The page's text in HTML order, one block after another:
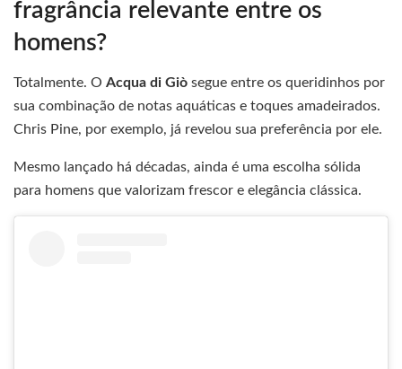
fragrância relevante entre os
homens?
Totalmente. O Acqua di Giò segue entre os queridinhos por
sua combinação de notas aquáticas e toques amadeirados.
Chris Pine, por exemplo, já revelou sua preferência por ele.
Mesmo lançado há décadas, ainda é uma escolha sólida
para homens que valorizam frescor e elegância clássica.